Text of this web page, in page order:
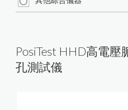
Menu
公司簡介
產品介紹
繁體中文
PosiTest HHD高電壓
孔測試儀